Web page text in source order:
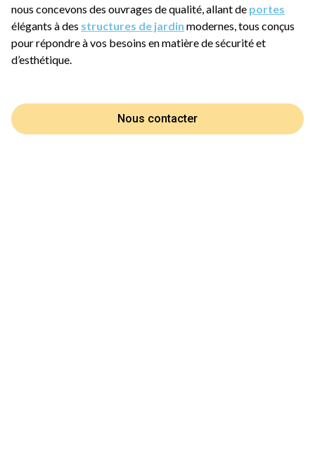
nous concevons des ouvrages de qualité, allant de portes
élégants à des structures de jardin modernes, tous conçus
pour répondre à vos besoins en matière de sécurité et
d’esthétique.
Nous contacter